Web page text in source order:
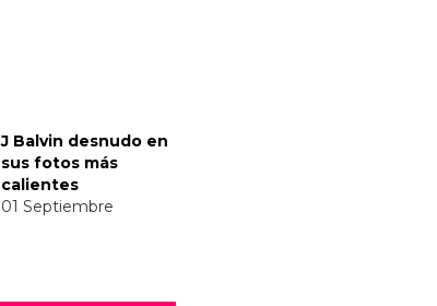
J Balvin desnudo en
sus fotos más
calientes
01 Septiembre